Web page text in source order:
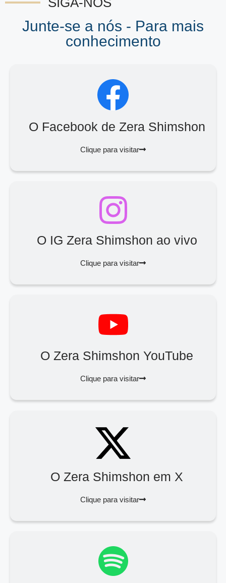
Junte-se a nós - Para mais
conhecimento
O Facebook de Zera Shimshon
Clique para visitar
O IG Zera Shimshon ao vivo
Clique para visitar
O Zera Shimshon YouTube
Clique para visitar
O Zera Shimshon em X
Clique para visitar